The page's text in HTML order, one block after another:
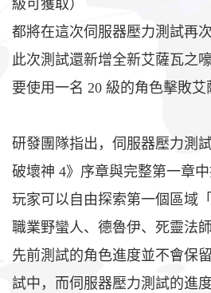
級可獲取）
都將在這次伺服器壓力測試再
此次測試還新增全新艾薩瓦之
要使用一名 20 級的角色擊敗艾
研發團隊指出，伺服器壓力測
破壞神 4》序章與完整第一章中
玩家可以自由探索第一個區域
職業野蠻人、德魯伊、死靈法
先前測試的角色進度並不會保
試中，而伺服器壓力測試的進